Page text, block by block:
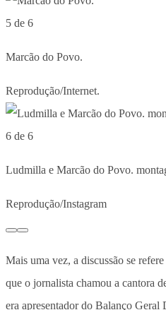
5 de 6
Marcão do Povo.
Reprodução/Internet.
6 de 6
Ludmilla e Marcão do Povo.
Reprodução/Instagram
Mais uma vez, a discussão se
que o jornalista chamou a cantora
era apresentador do Balanço Geral